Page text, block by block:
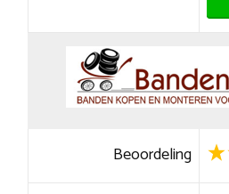
Beoordeling